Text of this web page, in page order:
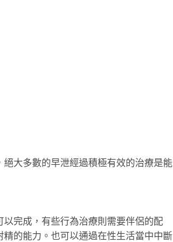
大多數的早泄經過積極有效的治療是能
完成，有些行為治療則需要伴侶的配
的能力。也可以通過在性生活當中中斷